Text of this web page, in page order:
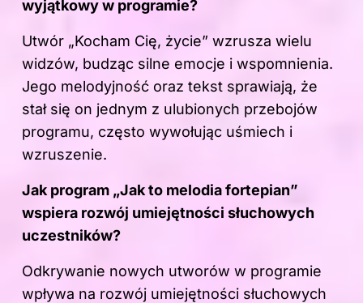
wyjątkowy w programie?
Utwór „Kocham Cię, życie” wzrusza wielu
widzów, budząc silne emocje i wspomnienia.
Jego melodyjność oraz tekst sprawiają, że
stał się on jednym z ulubionych przebojów
programu, często wywołując uśmiech i
wzruszenie.
Jak program „Jak to melodia fortepian”
wspiera rozwój umiejętności słuchowych
uczestników?
Odkrywanie nowych utworów w programie
wpływa na rozwój umiejętności słuchowych